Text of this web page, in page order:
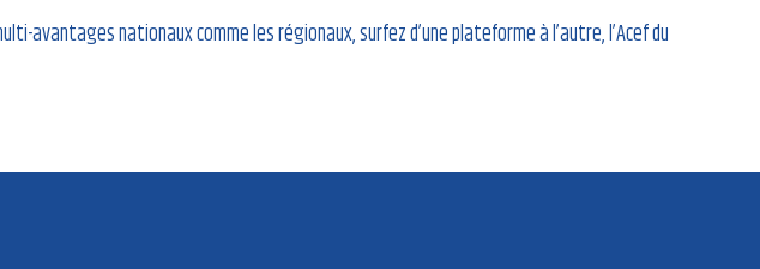
avantages nationaux comme les régionaux, surfez d’une plateforme à l’autre, l’Acef du